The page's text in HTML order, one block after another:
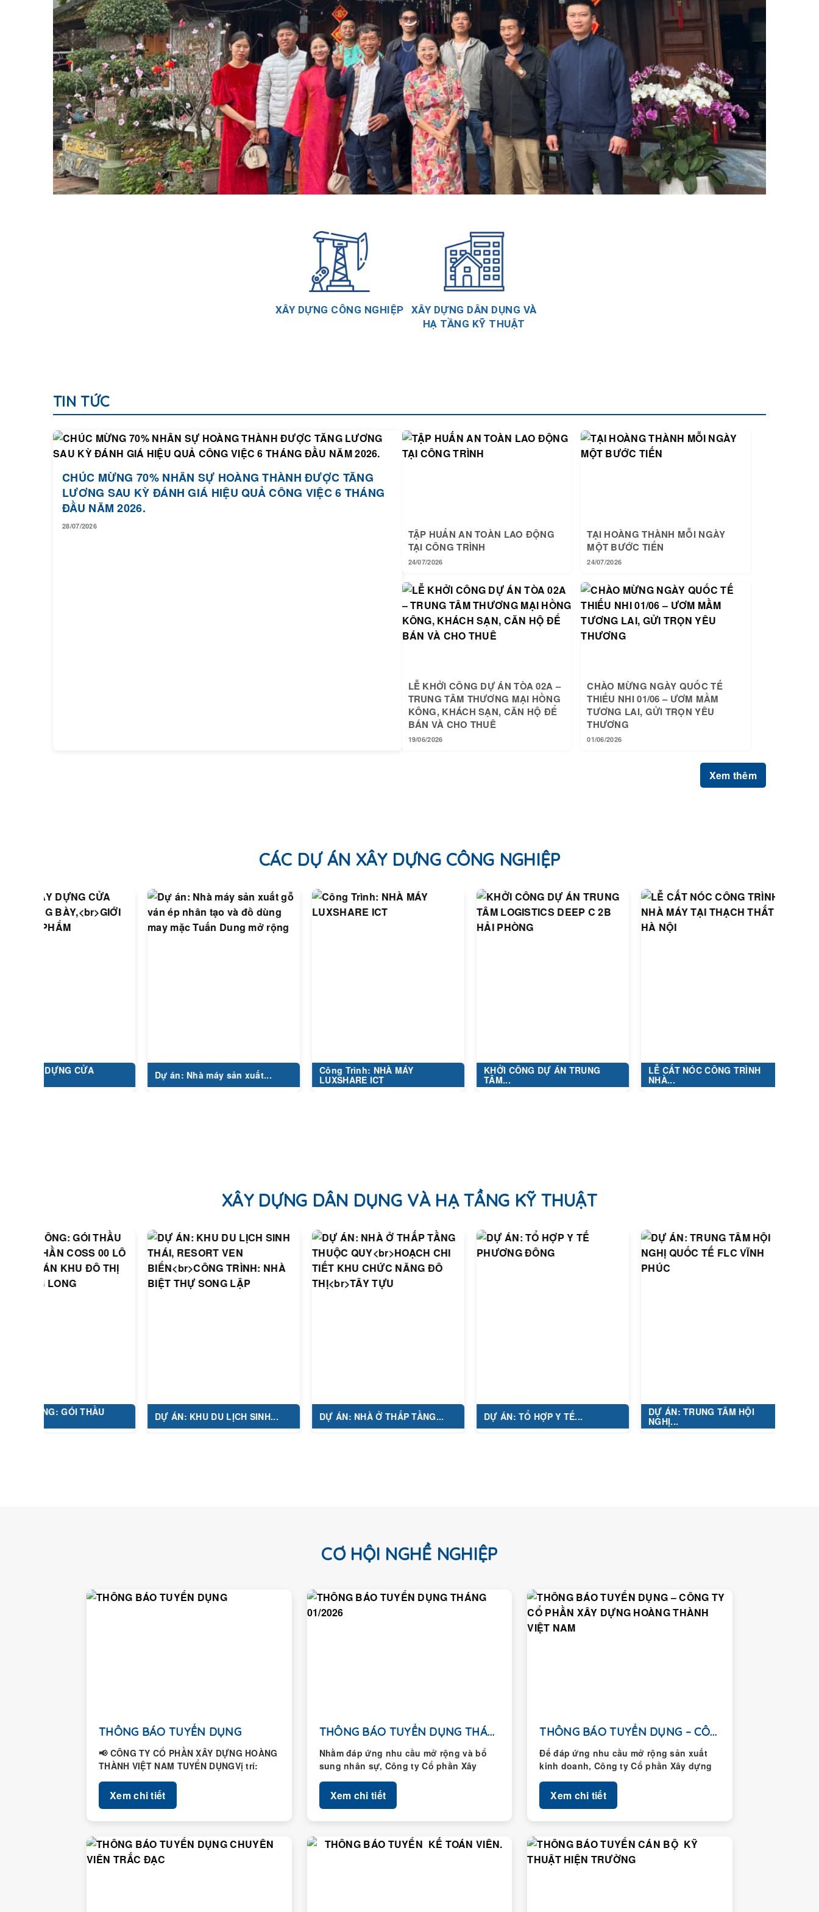
XÂY DỰNG CÔNG NGHIỆP
XÂY DỰNG DÂN DỤNG VÀ
HẠ TẦNG KỸ THUẬT
TIN TỨC
CHÚC MỪNG 70% NHÂN SỰ HOÀNG THÀNH ĐƯỢC TĂNG
LƯƠNG SAU KỲ ĐÁNH GIÁ HIỆU QUẢ CÔNG VIỆC 6 THÁNG
ĐẦU NĂM 2026.
28/07/2026
TẬP HUẤN AN TOÀN LAO ĐỘNG
TẠI CÔNG TRÌNH
24/07/2026
TẠI HOÀNG THÀNH MỖI NGÀY
MỘT BƯỚC TIẾN
24/07/2026
LỄ KHỞI CÔNG DỰ ÁN TÒA 02A –
TRUNG TÂM THƯƠNG MẠI HỒNG
KÔNG, KHÁCH SẠN, CĂN HỘ ĐỂ
BÁN VÀ CHO THUÊ
19/06/2026
CHÀO MỪNG NGÀY QUỐC TẾ
THIẾU NHI 01/06 – ƯƠM MẦM
TƯƠNG LAI, GỬI TRỌN YÊU
THƯƠNG
01/06/2026
Xem thêm
CÁC DỰ ÁN XÂY DỰNG CÔNG NGHIỆP
CỬA Dự án: Nhà máy sản xuất...
Công Trình: NHÀ MÁY
LUXSHARE ICT
KHỞI CÔNG DỰ ÁN TRUNG
LỄ CẤT NÓC CÔNG TRÌNH
XÂY DỰNG DÂN DỤNG VÀ HẠ TẦNG KỸ THUẬT
GÓI THẦU DỰ ÁN: KHU DU LỊCH SINH... DỰ ÁN: NHÀ Ở THẤP TẦNG... DỰ ÁN: TỔ HỢP Y TẾ...
DỰ ÁN: TRUNG TÂM HỘI
CƠ HỘI NGHỀ NGHIỆP
THÔNG BÁO TUYỂN DỤNG
📢 CÔNG TY CỔ PHẦN XÂY DỰNG HOÀNG
THÀNH VIỆT NAM TUYỂN DỤNGVị trí:
Xem chi tiết
THÔNG BÁO TUYỂN DỤNG THÁNG 01/2026
Nhằm đáp ứng nhu cầu mở rộng và bổ
sung nhân sự, Công ty Cổ phần Xây
Xem chi tiết
THÔNG BÁO TUYỂN DỤNG – CÔNG TY CỔ...
Để đáp ứng nhu cầu mở rộng sản xuất
kinh doanh, Công ty Cổ phần Xây dựng
Xem chi tiết